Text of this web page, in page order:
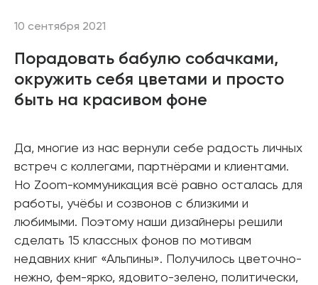
10 сентября 2021
Порадовать бабулю собачками,
окружить себя цветами и просто
быть на красивом фоне
Да, многие из нас вернули себе радость личных
встреч с коллегами, партнёрами и клиентами.
Но Zoom-коммуникация всё равно осталась для
работы, учёбы и созвонов с близкими и
любимыми. Поэтому наши дизайнеры решили
сделать 15 классных фонов по мотивам
недавних книг «Альпины». Получилось цветочно-
нежно, фем-ярко, ядовито-зелено, политически,